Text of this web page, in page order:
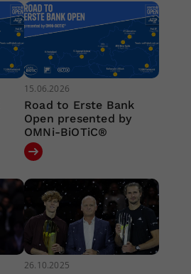
15.06.2026
Road to Erste Bank
Open presented by
OMNi-BiOTiC®
26.10.2025